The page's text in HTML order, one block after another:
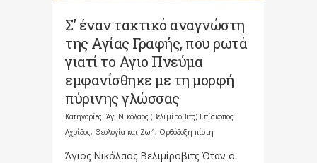
Σ’ έναν τακτικό αναγνώστη
της Αγίας Γραφής, που ρωτά
γιατί το Αγιο Πνεύμα
εμφανίσθηκε με τη μορφή
πύρινης γλώσσας
Κατηγορίες: Άγ. Νικόλαος (Βελιμίροβιτς) Επίσκοπος
Αχρίδος, Θεολογία και Ζωή, Ορθόδοξη πίστη
Άγιος Νικόλαος Βελιμίροβιτς Όταν ο